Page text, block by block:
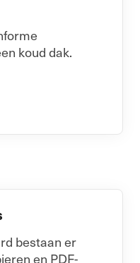
koud dak.
bestaan er
en PDF-